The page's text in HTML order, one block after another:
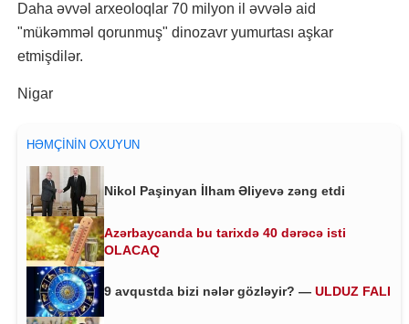
Daha əvvəl arxeoloqlar 70 milyon il əvvələ aid
"mükəmməl qorunmuş" dinozavr yumurtası aşkar
etmişdilər.
Nigar
HƏMÇININ OXUYUN
Nikol Paşinyan İlham Əliyevə zəng etdi
Azərbaycanda bu tarixdə 40 dərəcə isti
OLACAQ
9 avqustda bizi nələr gözləyir? — ULDUZ FALI